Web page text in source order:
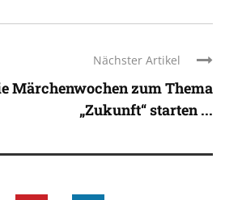
Nächster Artikel
Märchenwochen zum Thema
„Zukunft“ starten ...